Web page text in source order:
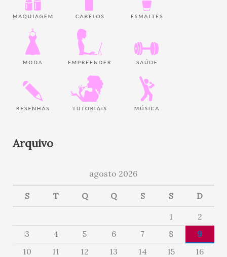
Arquivo
agosto 2026
S T Q Q S S D
1
2
3
4 5 6 7 8
9
10
11 12 13 14 15
16